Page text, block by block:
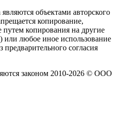
объектами авторского
копирование,
путем копирования на другие
или любое иное использование
согласия
законом 2010-2026 © ООО